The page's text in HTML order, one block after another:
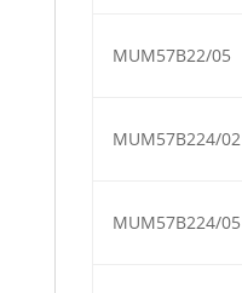
MUM57B22/05
MUM57B224/02
MUM57B224/05